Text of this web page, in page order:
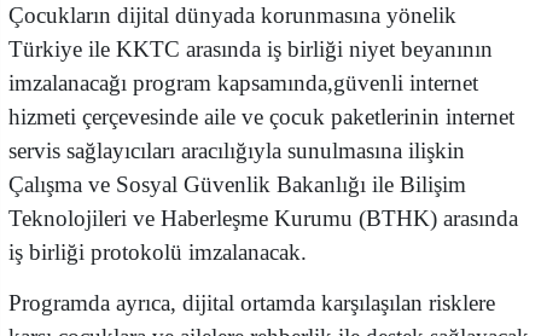
Çocukların dijital dünyada korunmasına yönelik
Türkiye ile KKTC arasında iş birliği niyet beyanının
imzalanacağı program kapsamında,güvenli internet
hizmeti çerçevesinde aile ve çocuk paketlerinin internet
servis sağlayıcıları aracılığıyla sunulmasına ilişkin
Çalışma ve Sosyal Güvenlik Bakanlığı ile Bilişim
Teknolojileri ve Haberleşme Kurumu (BTHK) arasında
iş birliği protokolü imzalanacak.
Programda ayrıca, dijital ortamda karşılaşılan risklere